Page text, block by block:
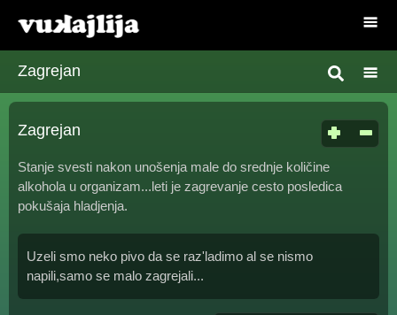
Zagrejan
Zagrejan
Stanje svesti nakon unošenja male do srednje količine
alkohola u organizam...leti je zagrevanje cesto posledica
pokušaja hladjenja.
Uzeli smo neko pivo da se raz'ladimo al se nismo
napili,samo se malo zagrejali...